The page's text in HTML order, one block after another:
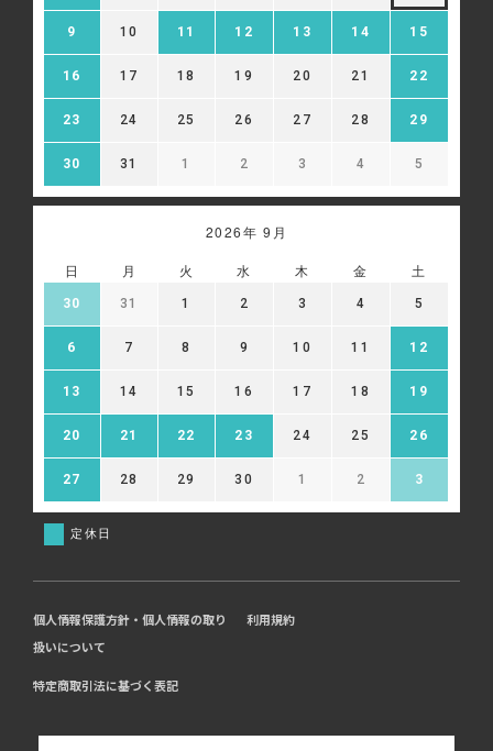
9 10 11 12 13 14 15
16 17 18 19 20 21 22
23 24 25 26 27 28 29
30 31 1 2 3 4 5
2026年 9月
日 月 火 水 木 金 土
30 31 1 2 3 4 5
6 7 8 9 10 11 12
13 14 15 16 17 18 19
20 21 22 23 24 25 26
27 28 29 30 1 2 3
定休日
個人情報保護方針・個人情報の取り
扱いについて
利用規約
特定商取引法に基づく表記